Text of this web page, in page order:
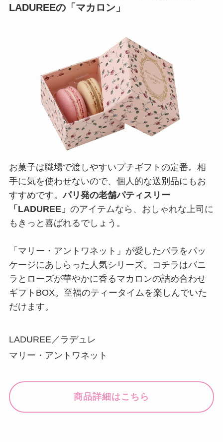
LADUREEの「マカロン」
お菓子は職場で渡しやすいプチギフトの定番。相
手に気を使わせないので、個人的な送別品にもお
すすめです。パリ発の老舗パティスリー
「LADUREE」 のアイテムなら、おしゃれな上司に
もきっと喜ばれるでしょう。
「マリー・アントワネット」が愛したバラをパッ
ケージにあしらった人気シリーズ。コチラはバニ
ラとローズが華やかに香るマカロンの詰め合わせ
ギフトBOX。至福のティータイムを楽しんでいた
だけます。
LADUREE／ラデュレ
マリー・アントワネット
商品詳細はこちら